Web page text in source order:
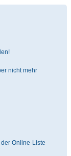
nicht mehr
Online-Liste